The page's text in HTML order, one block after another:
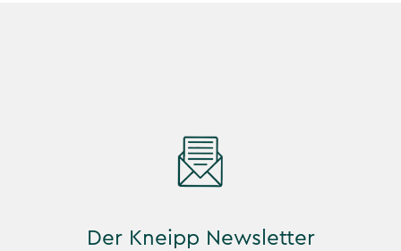
Der Kneipp Newsletter